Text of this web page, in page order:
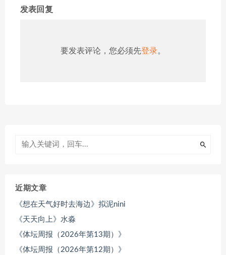
发表回复
要发表评论，您必须先登录。
近期文章
《想在天气好时去海边》拟泥nini
《天天向上》水淼
《体坛周报（2026年第13期）》
《体坛周报（2026年第12期）》